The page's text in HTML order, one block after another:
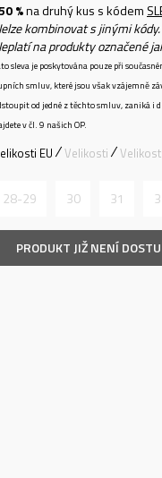
%na druhý kus s kódem
kombinovat s jinými kódy.
na produkty označené
sleva je poskytována pouze při
smluv, které jsou však vzájemně
od jedné z těchto smluv, zaniká i
v čl. 9 našich OP.
EU Velikosti
28-29 30 31
PRODUKT JIŽ NENÍ